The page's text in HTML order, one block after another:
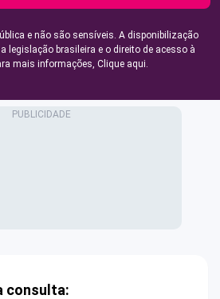
e não são sensíveis. A disponibilização
legislação brasileira e o direito de acesso à
mais informações, Clique aqui.
consulta: